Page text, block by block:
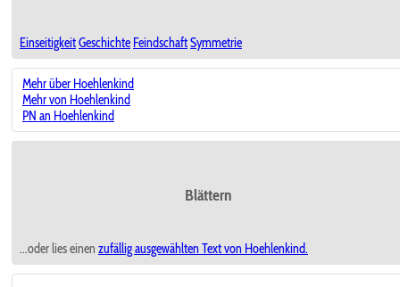
EinseitigkeitGeschichte FeindschaftSymmetrie
Mehr über Hoehlenkind
Mehr von Hoehlenkind
PN an Hoehlenkind
Blättern
...oder lies einen zufällig ausgewählten Text von Hoehlenkind.